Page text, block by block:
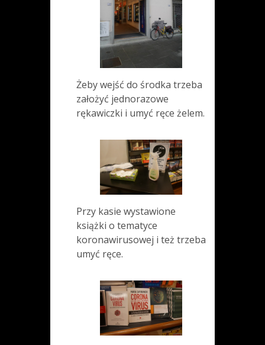
Żeby wejść do środka trzeba
założyć jednorazowe
rękawiczki i umyć ręce żelem.
Przy kasie wystawione
książki o tematyce
koronawirusowej i też trzeba
umyć ręce.